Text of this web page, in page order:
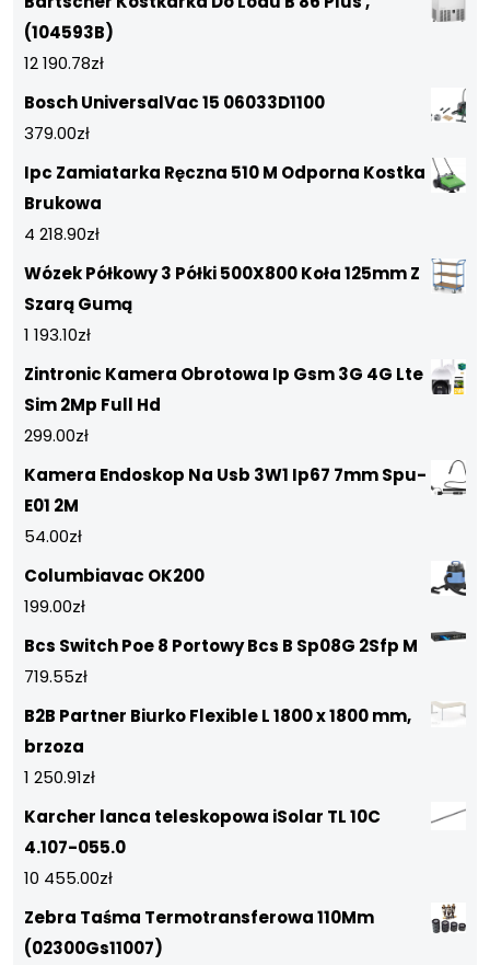
(104593B)
12 190.78zł
Bosch UniversalVac 15 06033D1100
379.00zł
Ipc Zamiatarka Ręczna 510 M Odporna Kostka
Brukowa
4 218.90zł
Wózek Półkowy 3 Półki 500X800 Koła 125mm Z
Szarą Gumą
1 193.10zł
Zintronic Kamera Obrotowa Ip Gsm 3G 4G Lte
Sim 2Mp Full Hd
299.00zł
Kamera Endoskop Na Usb 3W1 Ip67 7mm Spu-
E01 2M
54.00zł
Columbiavac OK200
199.00zł
Bcs Switch Poe 8 Portowy Bcs B Sp08G 2Sfp M
719.55zł
B2B Partner Biurko Flexible L 1800 x 1800 mm,
brzoza
1 250.91zł
Karcher lanca teleskopowa iSolar TL 10C
4.107-055.0
10 455.00zł
Zebra Taśma Termotransferowa 110Mm
(02300Gs11007)